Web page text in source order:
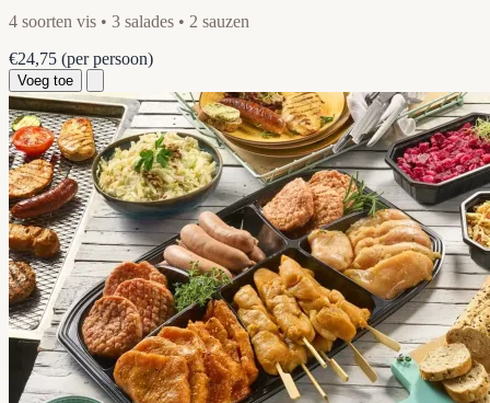
4 soorten vis • 3 salades • 2 sauzen
€24,75 (per persoon)
Voeg toe